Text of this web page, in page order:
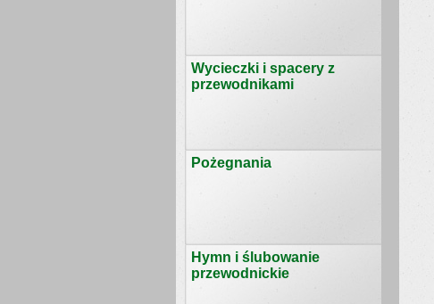
Wycieczki i spacery z
przewodnikami
Pożegnania
Hymn i ślubowanie
przewodnickie